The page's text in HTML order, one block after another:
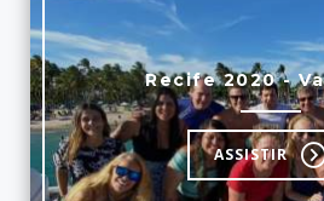
Recife 2020 -
ASSISTIR